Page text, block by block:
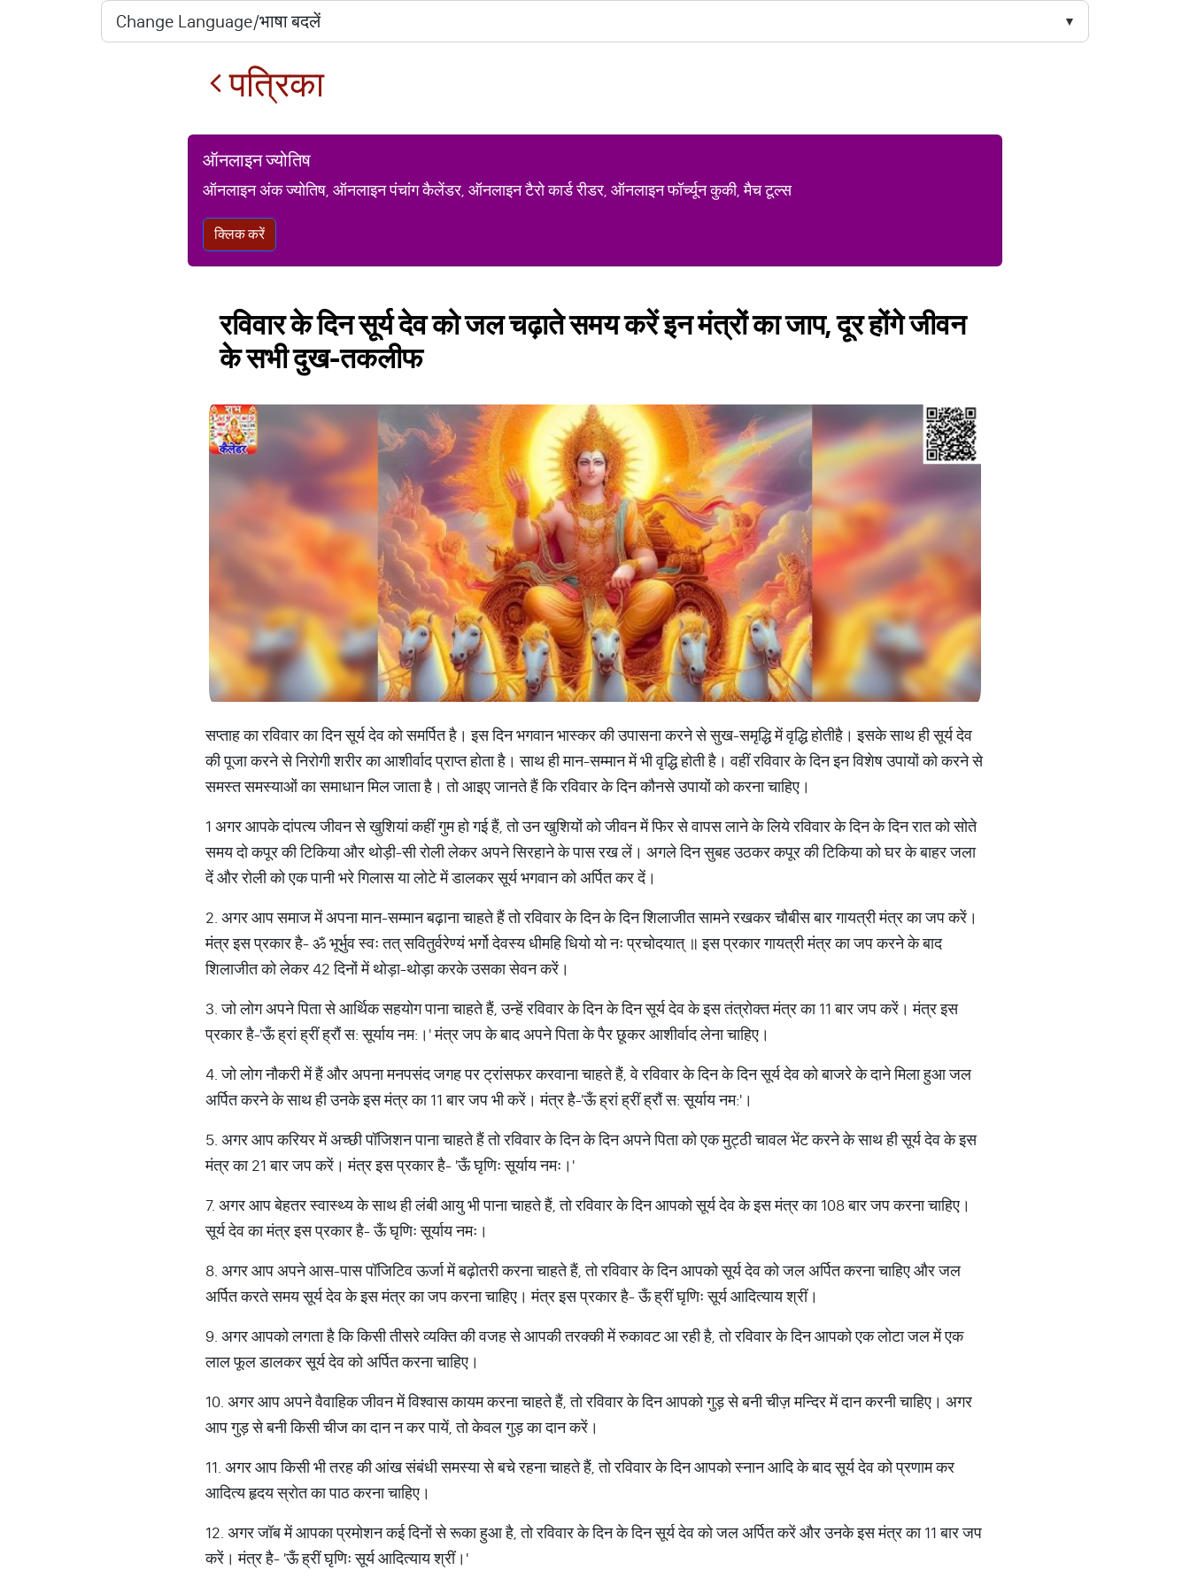
पत्रिका
ऑनलाइन ज्योतिष
ऑनलाइन अंक ज्योतिष, ऑनलाइन पंचांग कैलेंडर, ऑनलाइन टैरो कार्ड रीडर, ऑनलाइन फॉर्च्यून कुकी, मैच टूल्स
क्लिक करें
रविवार के दिन सूर्य देव को जल चढ़ाते समय करें इन मंत्रों का जाप, दूर होंगे जीवन
के सभी दुख-तकलीफ
सप्ताह का रविवार का दिन सूर्य देव को समर्पित है। इस दिन भगवान भास्कर की उपासना करने से सुख-समृद्धि में वृद्धि होतीहै। इसके साथ ही सूर्य देव
की पूजा करने से निरोगी शरीर का आशीर्वाद प्राप्त होता है। साथ ही मान-सम्मान में भी वृद्धि होती है। वहीं रविवार के दिन इन विशेष उपायों को करने से
समस्त समस्याओं का समाधान मिल जाता है। तो आइए जानते हैं कि रविवार के दिन कौनसे उपायों को करना चाहिए।
1 अगर आपके दांपत्य जीवन से खुशियां कहीं गुम हो गई हैं, तो उन खुशियों को जीवन में फिर से वापस लाने के लिये रविवार के दिन के दिन रात को सोते
समय दो कपूर की टिकिया और थोड़ी-सी रोली लेकर अपने सिरहाने के पास रख लें। अगले दिन सुबह उठकर कपूर की टिकिया को घर के बाहर जला
दें और रोली को एक पानी भरे गिलास या लोटे में डालकर सूर्य भगवान को अर्पित कर दें।
2. अगर आप समाज में अपना मान-सम्मान बढ़ाना चाहते हैं तो रविवार के दिन के दिन शिलाजीत सामने रखकर चौबीस बार गायत्री मंत्र का जप करें।
मंत्र इस प्रकार है- ॐ भूर्भुव स्वः तत् सवितुर्वरेण्यं भर्गो देवस्य धीमहि धियो यो नः प्रचोदयात् ॥ इस प्रकार गायत्री मंत्र का जप करने के बाद
शिलाजीत को लेकर 42 दिनों में थोड़ा-थोड़ा करके उसका सेवन करें।
3. जो लोग अपने पिता से आर्थिक सहयोग पाना चाहते हैं, उन्हें रविवार के दिन के दिन सूर्य देव के इस तंत्रोक्त मंत्र का 11 बार जप करें। मंत्र इस
प्रकार है-'ऊँ ह्रां ह्रीं ह्रौं स: सूर्याय नम:।' मंत्र जप के बाद अपने पिता के पैर छूकर आशीर्वाद लेना चाहिए।
4. जो लोग नौकरी में हैं और अपना मनपसंद जगह पर ट्रांसफर करवाना चाहते हैं, वे रविवार के दिन के दिन सूर्य देव को बाजरे के दाने मिला हुआ जल
अर्पित करने के साथ ही उनके इस मंत्र का 11 बार जप भी करें। मंत्र है-'ऊँ ह्रां ह्रीं ह्रौं स: सूर्याय नम:'।
5. अगर आप करियर में अच्छी पॉजिशन पाना चाहते हैं तो रविवार के दिन के दिन अपने पिता को एक मुट्ठी चावल भेंट करने के साथ ही सूर्य देव के इस
मंत्र का 21 बार जप करें। मंत्र इस प्रकार है- 'ऊँ घृणिः सूर्याय नमः।'
7. अगर आप बेहतर स्वास्थ्य के साथ ही लंबी आयु भी पाना चाहते हैं, तो रविवार के दिन आपको सूर्य देव के इस मंत्र का 108 बार जप करना चाहिए।
सूर्य देव का मंत्र इस प्रकार है- ऊँ घृणिः सूर्याय नमः।
8. अगर आप अपने आस-पास पॉजिटिव ऊर्जा में बढ़ोतरी करना चाहते हैं, तो रविवार के दिन आपको सूर्य देव को जल अर्पित करना चाहिए और जल
अर्पित करते समय सूर्य देव के इस मंत्र का जप करना चाहिए। मंत्र इस प्रकार है- ऊँ ह्रीं घृणिः सूर्य आदित्याय श्रीं।
9. अगर आपको लगता है कि किसी तीसरे व्यक्ति की वजह से आपकी तरक्की में रुकावट आ रही है, तो रविवार के दिन आपको एक लोटा जल में एक
लाल फूल डालकर सूर्य देव को अर्पित करना चाहिए।
10. अगर आप अपने वैवाहिक जीवन में विश्वास कायम करना चाहते हैं, तो रविवार के दिन आपको गुड़ से बनी चीज़ मन्दिर में दान करनी चाहिए। अगर
आप गुड़ से बनी किसी चीज का दान न कर पायें, तो केवल गुड़ का दान करें।
11. अगर आप किसी भी तरह की आंख संबंधी समस्या से बचे रहना चाहते हैं, तो रविवार के दिन आपको स्नान आदि के बाद सूर्य देव को प्रणाम कर
आदित्य हृदय स्रोत का पाठ करना चाहिए।
12. अगर जॉब में आपका प्रमोशन कई दिनों से रूका हुआ है, तो रविवार के दिन के दिन सूर्य देव को जल अर्पित करें और उनके इस मंत्र का 11 बार जप
करें। मंत्र है- 'ऊँ ह्रीं घृणिः सूर्य आदित्याय श्रीं।'